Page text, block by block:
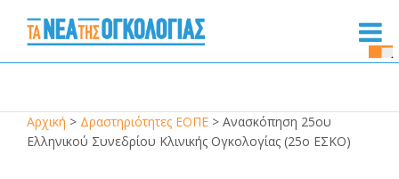
Αρχική > Δραστηριότητες ΕΟΠΕ > Ανασκόπηση 25ου
Ελληνικού Συνεδρίου Κλινικής Ογκολογίας (25ο ΕΣΚΟ)